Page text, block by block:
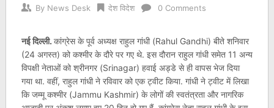
By News Desk देश विदेश 0 Comments
नई दिल्ली. कांग्रेस के पूर्व अध्यक्ष राहुल गांधी (Rahul Gandhi) बीते शनिवार
(24 अगस्त) को कश्मीर के दौरे पर गए थे. इस दौरान राहुल गांधी समेत 11 अन्य
विपक्षी नेताओं को श्रीनगर (Srinagar) हवाई अड्डे से ही वापस भेज दिया
गया था. वहीं, राहुल गांधी ने रविवार को एक ट्वीट किया. गांधी ने ट्वीट में लिखा
कि जम्मू कश्मीर (Jammu Kashmir) के लोगों की स्वतंत्रता और नागरिक